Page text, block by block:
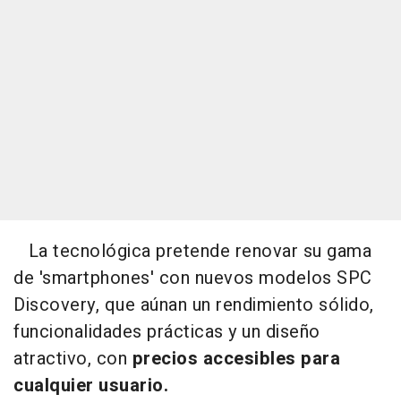
La tecnológica pretende renovar su gama
de 'smartphones' con nuevos modelos SPC
Discovery, que aúnan un rendimiento sólido,
funcionalidades prácticas y un diseño
atractivo, con precios accesibles para
cualquier usuario.